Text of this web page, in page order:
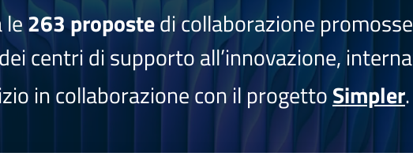
le263 propostedi collaborazione
centri di supporto all’innovazione,
in collaborazione con il progettoSimpler.